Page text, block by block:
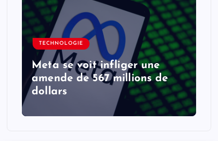
TECHNOLOGIE
Meta se voit infliger une
amende de 567 millions de
dollars